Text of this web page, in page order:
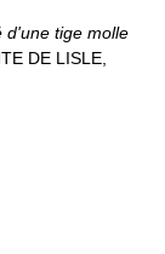
d'une tige molle
DE LISLE,